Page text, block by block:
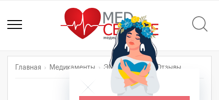
Главная Медикаменты ЭМПЛИСИТИ Отзывы